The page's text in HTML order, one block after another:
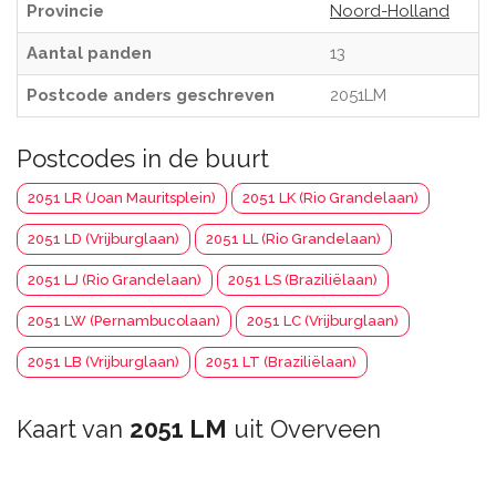
Provincie Noord-Holland
Aantal panden 13
Postcode anders geschreven 2051LM
Postcodes in de buurt
2051 LR (Joan Mauritsplein) 2051 LK (Rio Grandelaan)
2051 LD (Vrijburglaan) 2051 LL (Rio Grandelaan)
2051 LJ (Rio Grandelaan) 2051 LS (Braziliëlaan)
2051 LW (Pernambucolaan) 2051 LC (Vrijburglaan)
2051 LB (Vrijburglaan) 2051 LT (Braziliëlaan)
Kaart van 2051 LM uit Overveen